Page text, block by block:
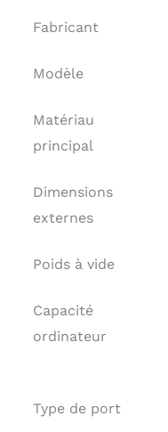
Fabricant
Modèle
Matériau
principal
Dimensions
externes
Poids à vide
Capacité
ordinateur
Type de port